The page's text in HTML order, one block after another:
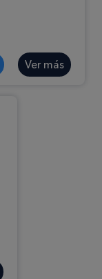
Ver más